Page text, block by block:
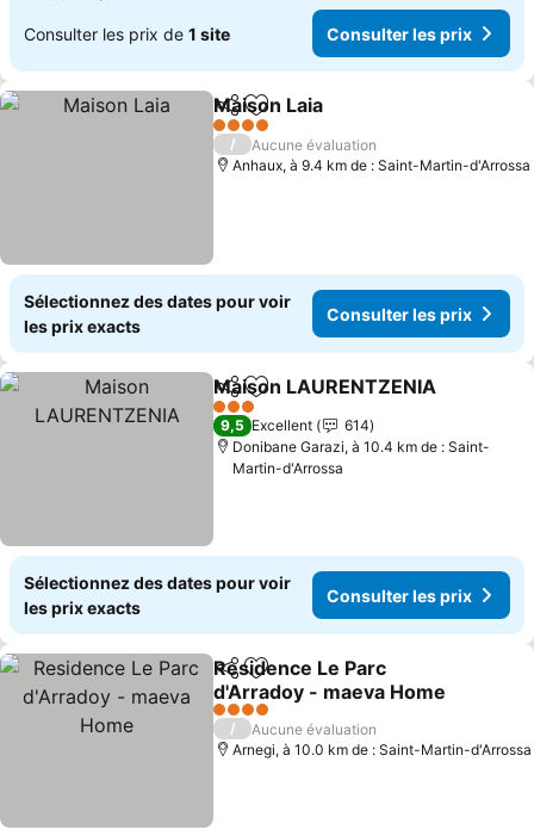
Consulter les prix de 1 site Consulter les prix
PartagerAjouter à mes favoris
Maison Laia
4 Étoiles
/
Aucune évaluation
Anhaux, à 9.4 km de : Saint-Martin-d'Arrossa
Sélectionnez des dates pour voir
les prix exacts
Consulter les prix
PartagerAjouter à mes favoris
Maison LAURENTZENIA
3 Étoiles
9,5 Excellent
614
Donibane Garazi, à 10.4 km de : Saint-
Martin-d'Arrossa
Sélectionnez des dates pour voir
les prix exacts
Consulter les prix
PartagerAjouter à mes favoris
Residence Le Parc
d'Arradoy - maeva Home
Consulter les prix
4 Étoiles
/
Aucune évaluation
Arnegi, à 10.0 km de : Saint-Martin-d'Arrossa